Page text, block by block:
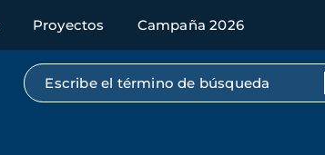
Proyectos Campaña 2026
Búsqueda por texto completo